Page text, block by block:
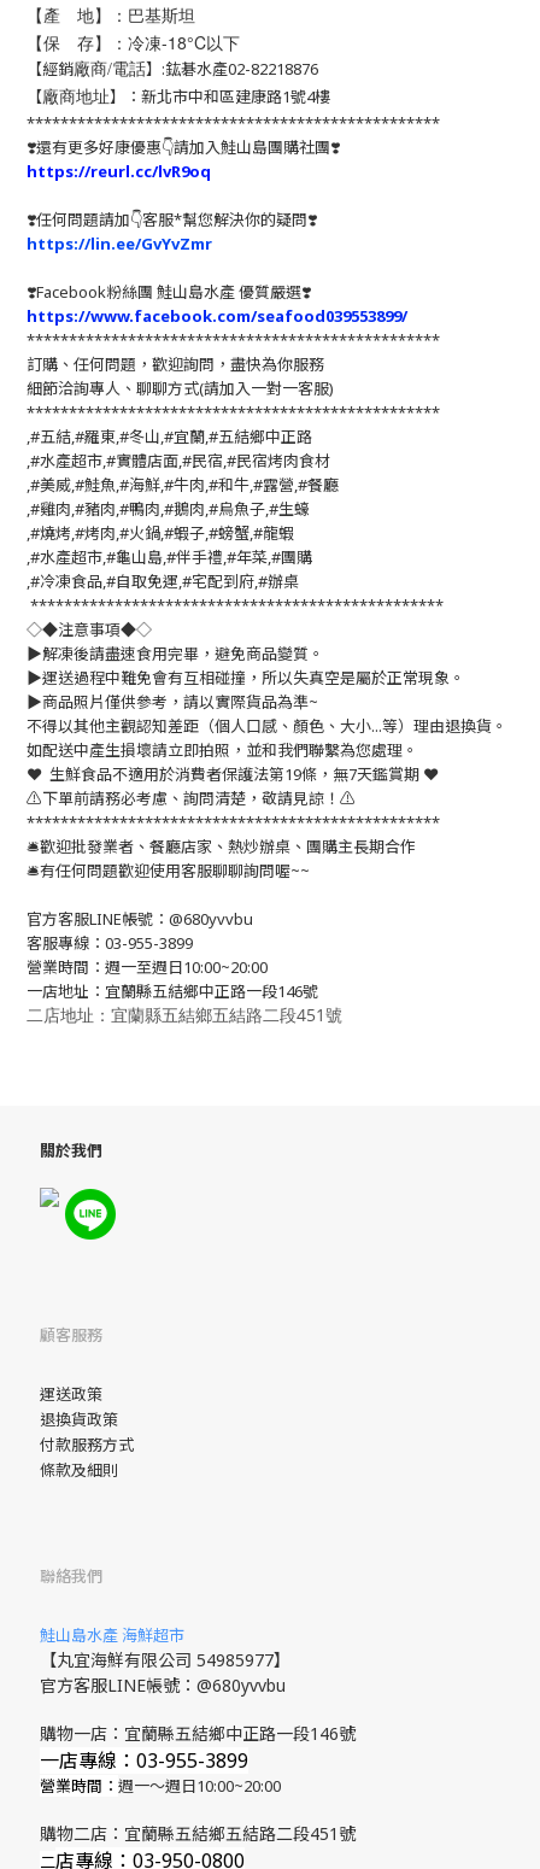
【產 地】：巴基斯坦
【保 存】：冷凍-18°C以下
【經銷廠商/電話】:鈜碁水產02-82218876
【廠商地址】：新北市中和區建康路1號4樓
*************************************************
❣️還有更多好康優惠👇請加入鮭山島團購社團❣️
https://reurl.cc/lvR9oq
❣️任何問題請加👇客服*幫您解決你的疑問❣️
https://lin.ee/GvYvZmr
❣️Facebook粉絲團 鮭山島水產 優質嚴選❣️
https://www.facebook.com/seafood039553899/
*************************************************
訂購、任何問題，歡迎詢問，盡快為你服務
細節洽詢專人、聊聊方式(請加入一對一客服)
*************************************************
,#五結,#羅東,#冬山,#宜蘭,#五結鄉中正路
,#水產超市,#實體店面,#民宿,#民宿烤肉食材
,#美威,#鮭魚,#海鮮,#牛肉,#和牛,#露營,#餐廳
,#雞肉,#豬肉,#鴨肉,#鵝肉,#烏魚子,#生蠔
,#燒烤,#烤肉,#火鍋,#蝦子,#螃蟹,#龍蝦
,#水產超市,#龜山島,#伴手禮,#年菜,#團購
,#冷凍食品,#自取免運,#宅配到府,#辦桌
*************************************************
◇◆注意事項◆◇
▶️解凍後請盡速食用完畢，避免商品變質。
▶️運送過程中難免會有互相碰撞，所以失真空是屬於正常現象。
▶️商品照片僅供參考，請以實際貨品為準~
不得以其他主觀認知差距（個人口感、顏色、大小...等）理由退換貨。
如配送中產生損壞請立即拍照，並和我們聯繫為您處理。
❤️ 生鮮食品不適用於消費者保護法第19條，無7天鑑賞期 ❤️
⚠️下單前請務必考慮、詢問清楚，敬請見諒！⚠️
*************************************************
🛎歡迎批發業者、餐廳店家、熱炒辦桌、團購主長期合作
🛎有任何問題歡迎使用客服聊聊詢問喔~~
官方客服LINE帳號：@680yvvbu
客服專線：03-955-3899
營業時間：週一至週日10:00~20:00
一店地址：宜蘭縣五結鄉中正路一段146號
二店地址：宜蘭縣五結鄉五結路二段451號
關於我們
顧客服務
運送政策
退換貨政策
付款服務方式
條款及細則
聯絡我們
鮭山島水產 海鮮超市
【丸宜海鮮有限公司 54985977】
官方客服LINE帳號：@680yvvbu
購物一店：宜蘭縣五結鄉中正路一段146號
一店專線：03-955-3899
營業時間： 週一～週日10:00~20:00
購物二店：宜蘭縣五結鄉五結路二段451號
​二店專線 ：03-950-0800